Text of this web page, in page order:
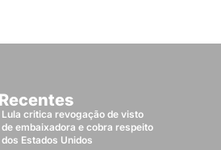
Lula critica revogação de visto
de embaixadora e cobra respeito
dos Estados Unidos